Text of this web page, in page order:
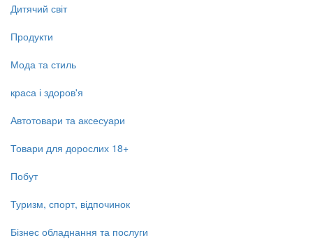
Дитячий світ
Продукти
Мода та стиль
краса і здоров'я
Автотовари та аксесуари
Товари для дорослих 18+
Побут
Туризм, спорт, відпочинок
Бізнес обладнання та послуги